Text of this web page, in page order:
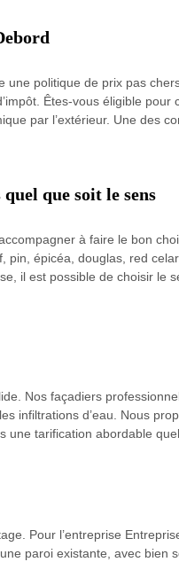
politique de prix pas
Êtes-vous éligible pour
par l’extérieur. Une des
que soit le sens
à faire le bon
pin, épicéa, douglas, red
il est possible de choisir le
Nos façadiers
infiltrations d’eau. Nous
tarification abordable
Pour l’entreprise
paroi existante, avec bien